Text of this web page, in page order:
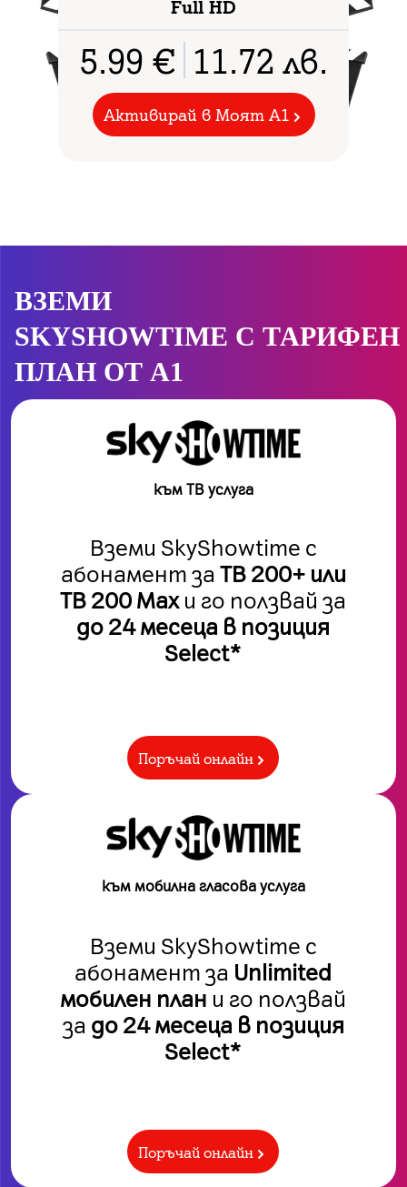
Full HD
5.99 € 11.72 лв.
Активирай в Моят A1
ВЗЕМИ
SKYSHOWTIME С ТАРИФЕН
ПЛАН ОТ А1
към ТВ услуга
Вземи SkyShowtime с
абонамент за ТВ 200+ или
ТВ 200 Maxи го ползвай за
до 24 месеца в позиция
Select*
Поръчай онлайн
към мобилна гласова услуга
Вземи SkyShowtime с
абонамент за Unlimited
мобилен план и го ползвай
за до 24 месеца в позиция
Select*
Поръчай онлайн